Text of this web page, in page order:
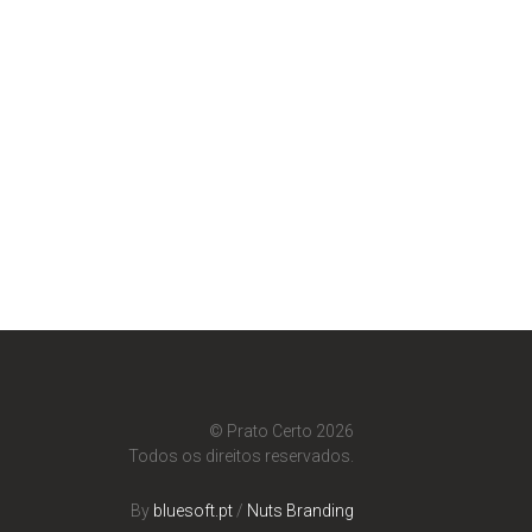
© Prato Certo 2026
Todos os direitos reservados.
By bluesoft.pt/ Nuts Branding